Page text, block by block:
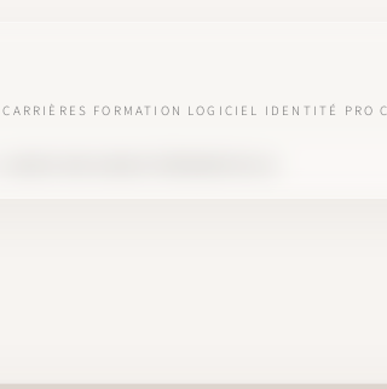
CARRIÈRES FORMATION LOGICIEL IDENTITÉ PRO